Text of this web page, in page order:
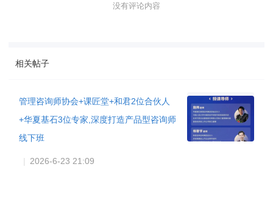
没有评论内容
相关帖子
管理咨询师协会+课匠堂+和君2位合伙人
+华夏基石3位专家,深度打造产品型咨询师
线下班
| 2026-6-23 21:09